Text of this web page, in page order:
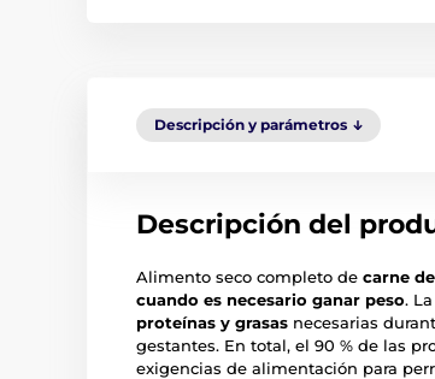
Descripción y parámetros
Descripción del
Alimento seco completo de carne
cuando es necesario ganar peso.
proteínas y grasas necesarias
gestantes. En total, el 90 % de las
exigencias de alimentación para